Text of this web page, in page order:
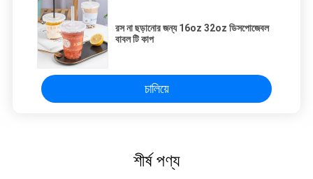
রস না ​​ছড়ানোর জন্য 16oz 32oz ডিসপোজেবল
বাবল টি কাপ
চালিয়ে
শীর্ষ পণ্য